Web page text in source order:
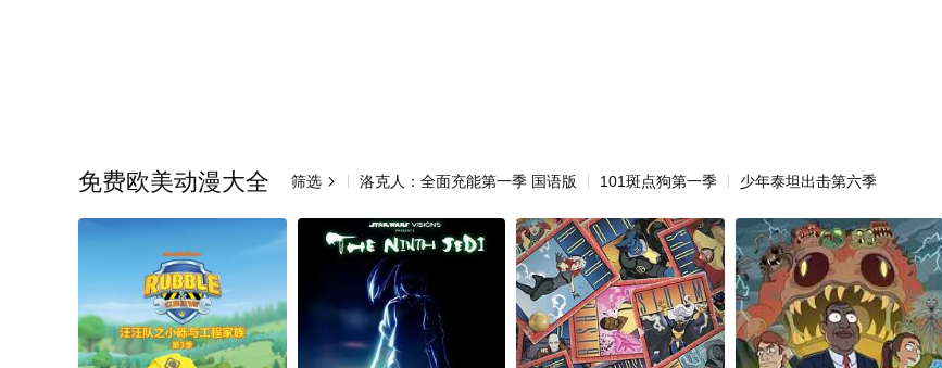
免费欧美动漫大全 筛选  洛克人：全面充能第一季 国语版 101斑点狗第一季 少年泰坦出击第六季